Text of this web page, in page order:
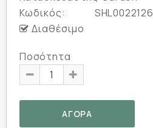
Κωδικός:
SHL0022126
Διαθέσιμο
Ποσότητα